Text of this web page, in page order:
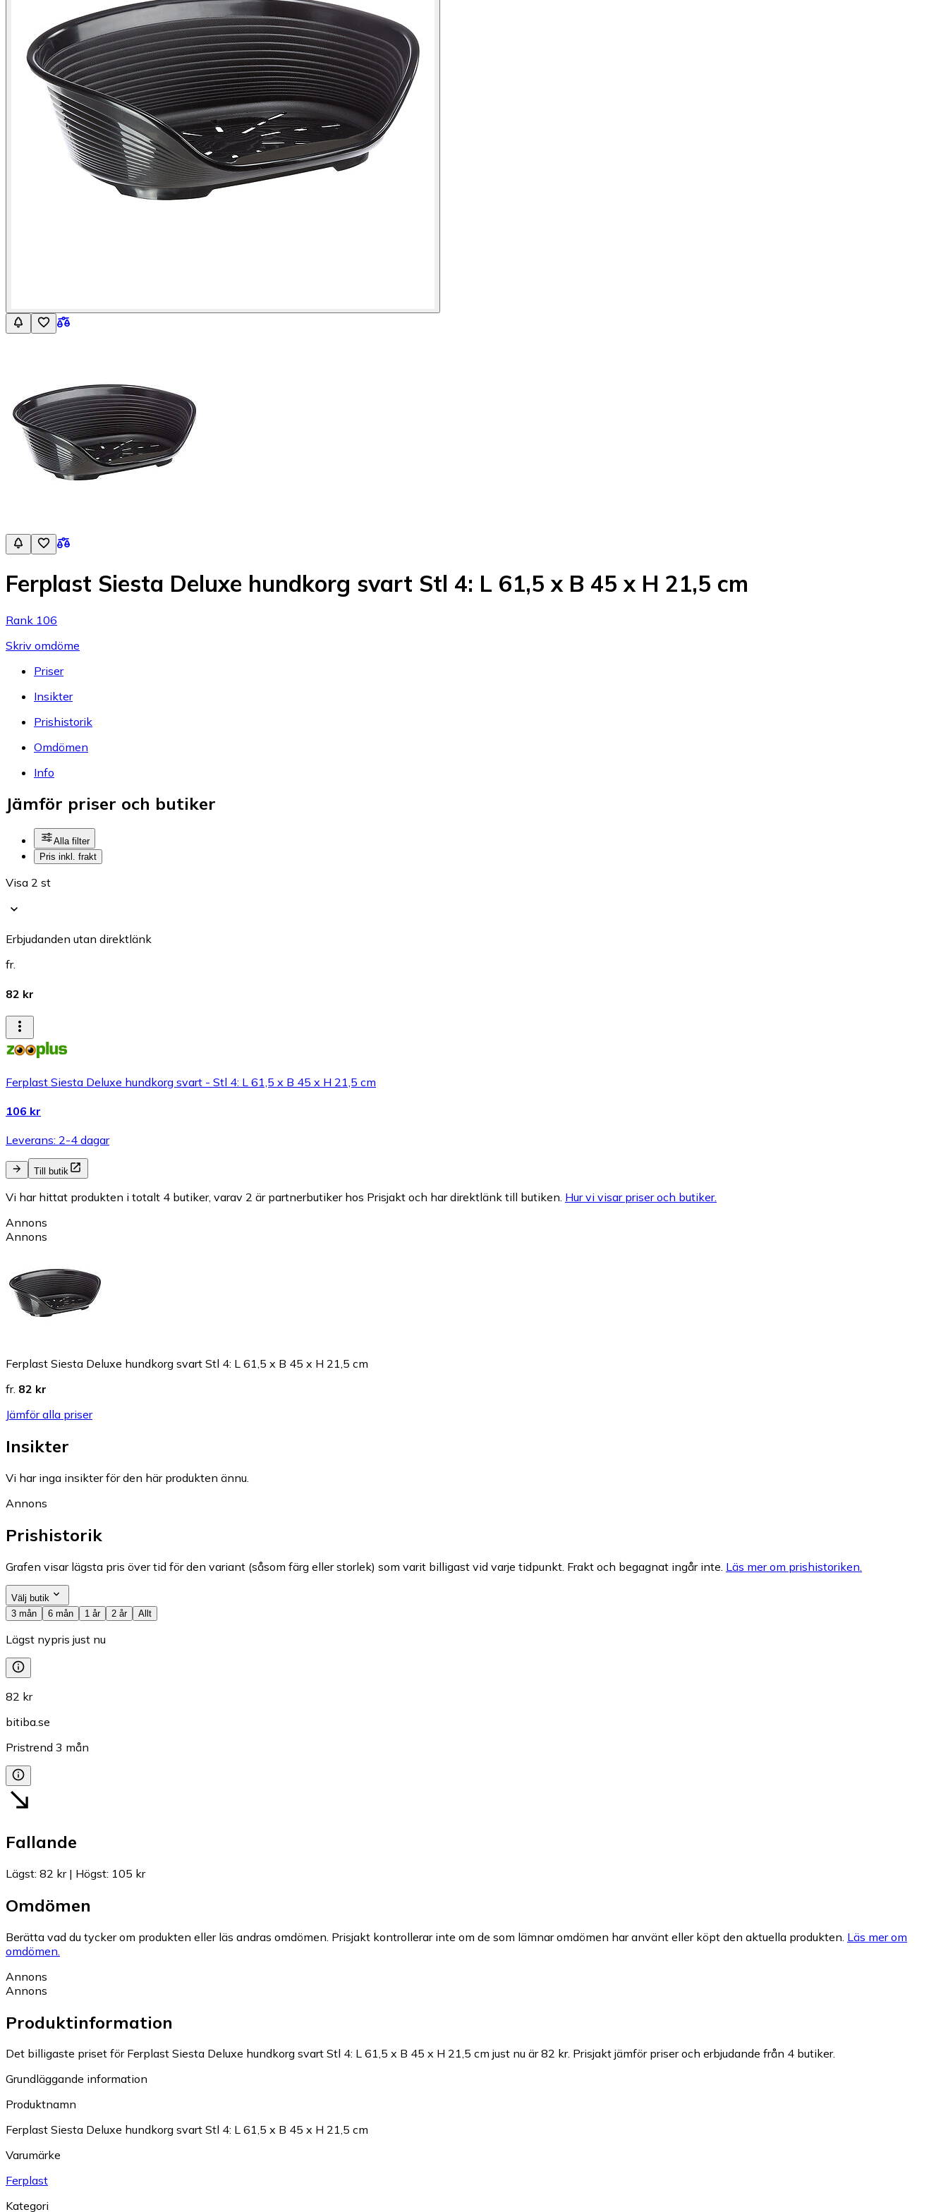
Ferplast Siesta Deluxe hundkorg svart Stl 4: L 61,5 x B 45 x H 21,5 cm
Rank 106
Skriv omdöme
Priser
Insikter
Prishistorik
Omdömen
Info
Jämför priser och butiker
Alla filter
Pris inkl. frakt
Visa 2 st
Erbjudanden utan direktlänk
fr.
82 kr
Ferplast Siesta Deluxe hundkorg svart - Stl 4: L 61,5 x B 45 x H 21,5 cm
106 kr
Leverans: 2-4 dagar
Till butik
Vi har hittat produkten i totalt 4 butiker, varav 2 är partnerbutiker hos Prisjakt och har direktlänk till butiken. Hur vi visar priser och butiker.
Annons
Annons
Ferplast Siesta Deluxe hundkorg svart Stl 4: L 61,5 x B 45 x H 21,5 cm
fr. 82 kr
Jämför alla priser
Insikter
Vi har inga insikter för den här produkten ännu.
Annons
Prishistorik
Grafen visar lägsta pris över tid för den variant (såsom färg eller storlek) som varit billigast vid varje tidpunkt. Frakt och begagnat ingår inte. Läs mer om prishistoriken.
Välj butik
3 mån
6 mån 1 år 2 år Allt
Lägst nypris just nu
82 kr
bitiba.se
Pristrend 3 mån
Fallande
Lägst: 82 kr| Högst: 105 kr
Omdömen
Berätta vad du tycker om produkten eller läs andras omdömen. Prisjakt kontrollerar inte om de som lämnar omdömen har använt eller köpt den aktuella produkten. Läs mer om
omdömen.
Annons
Annons
Produktinformation
Det billigaste priset för Ferplast Siesta Deluxe hundkorg svart Stl 4: L 61,5 x B 45 x H 21,5 cm just nu är 82 kr. Prisjakt jämför priser och erbjudande från 4 butiker.
Grundläggande information
Produktnamn
Ferplast Siesta Deluxe hundkorg svart Stl 4: L 61,5 x B 45 x H 21,5 cm
Varumärke
Ferplast
Kategori